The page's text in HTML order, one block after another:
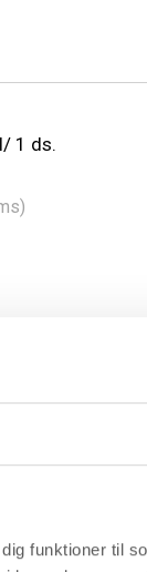
funktioner til
1 ds.